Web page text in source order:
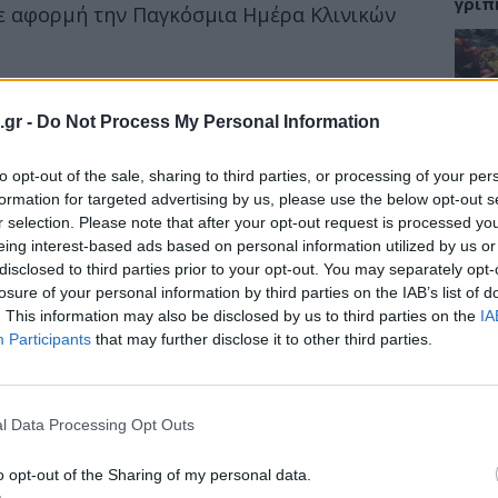
- Do Not Process My Personal Information
opt-out of the sale, sharing to third parties, or processing of your
for targeted advertising by us, please use the below opt-out
selection. Please note that after your opt-out request is processed
interest-based ads based on personal information utilized by us
to third parties prior to your opt-out. You may separately
of your personal information by third parties on the IAB’s list of
This information may also be disclosed by us to third parties on the
Participants that may further disclose it to other third parties.
Data Processing Opt Outs
opt-out of the Sharing of my personal data.
αφορμή την Παγκόσμια Ημέρα Κλινικών
συγκυρία χαρακτηρίζεται από
των εφοδιαστικών αλυσίδων, αυξημένο
πιέσεις και αυστηρότερα κανονιστικά
και αποζημίωσης φαρμάκων, καθώς και
δημόσιας φαρμακευτικής δαπάνης,
και τη δυναμική των
5